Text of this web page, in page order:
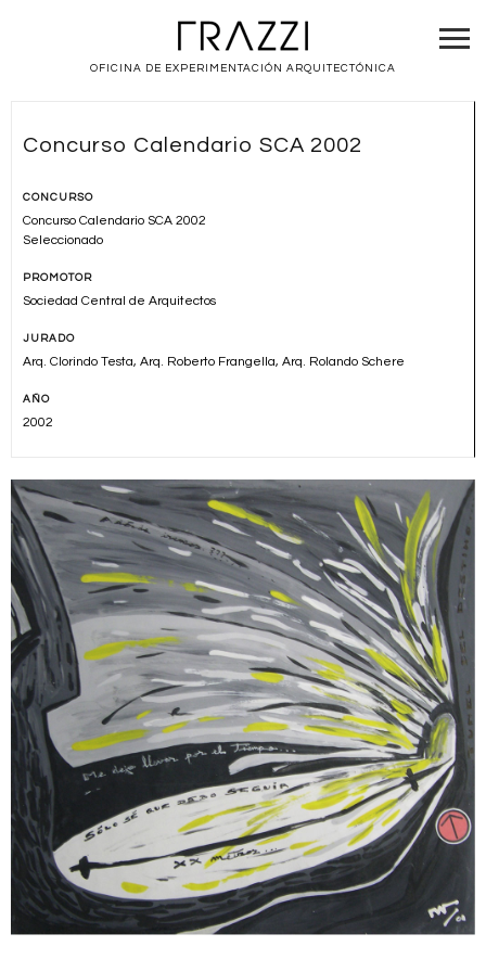
OFICINA DE EXPERIMENTACIÓN ARQUITECTÓNICA
Concurso Calendario SCA 2002
CONCURSO
Concurso Calendario SCA 2002
Seleccionado
PROMOTOR
Sociedad Central de Arquitectos
JURADO
Arq. Clorindo Testa, Arq. Roberto Frangella, Arq. Rolando Schere
AÑO
2002